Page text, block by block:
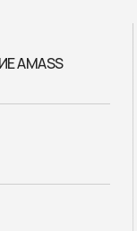
AMASS